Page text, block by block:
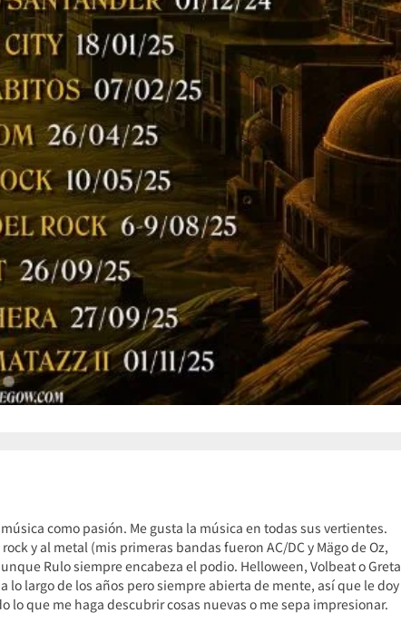
como pasión. Me gusta la música en todas sus vertientes.
y al metal (mis primeras bandas fueron AC/DC y Mägo de Oz,
Rulo siempre encabeza el podio. Helloween, Volbeat o Greta
lo largo de los años pero siempre abierta de mente, así que le doy
lo que me haga descubrir cosas nuevas o me sepa impresionar.